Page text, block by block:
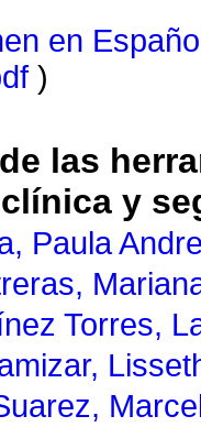
en
)
las
y
Paula
Torres,